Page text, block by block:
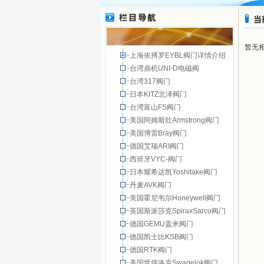
上海依搏罗EYBL阀门详情介绍
台湾鼎机UNI-D电磁阀
台湾317阀门
日本KITZ北泽阀门
台湾富山FS阀门
美国阿姆斯壮Armstrong阀门
美国博雷Bray阀门
德国艾瑞ARI阀门
西班牙VYC-阀门
日本耀希达凯Yoshitake阀门
丹麦AVK阀门
美国霍尼韦尔Honeywell阀门
英国斯派莎克SpiraxSarco阀门
德国GEMU盖米阀门
德国凯士比KSB阀门
德国RTK阀门
暂无